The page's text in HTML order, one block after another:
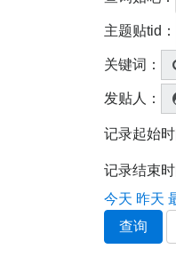
主题贴tid：
关键词：
发贴人：
记录起始时
记录结束时
今天 昨天
查询